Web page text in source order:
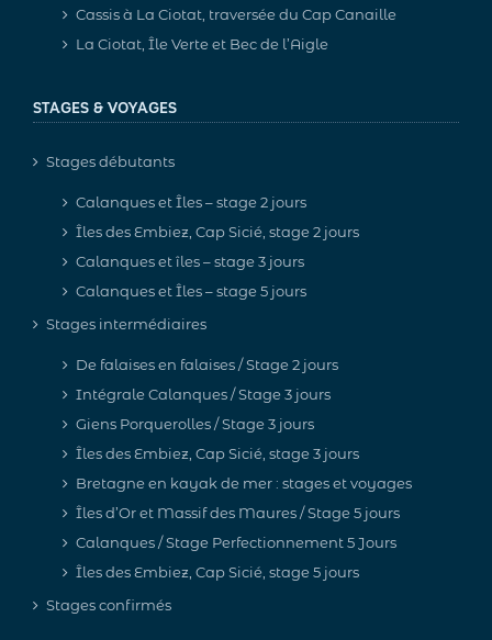
Cassis à La Ciotat, traversée du Cap Canaille
La Ciotat, Île Verte et Bec de l’Aigle
STAGES & VOYAGES
Stages débutants
Calanques et Îles – stage 2 jours
Îles des Embiez, Cap Sicié, stage 2 jours
Calanques et îles – stage 3 jours
Calanques et Îles – stage 5 jours
Stages intermédiaires
De falaises en falaises / Stage 2 jours
Intégrale Calanques / Stage 3 jours
Giens Porquerolles / Stage 3 jours
Îles des Embiez, Cap Sicié, stage 3 jours
Bretagne en kayak de mer : stages et voyages
Îles d’Or et Massif des Maures / Stage 5 jours
Calanques / Stage Perfectionnement 5 Jours
Îles des Embiez, Cap Sicié, stage 5 jours
Stages confirmés